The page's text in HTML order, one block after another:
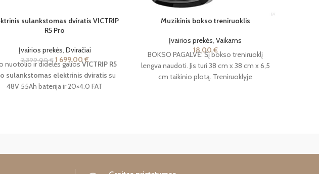
sulankstomas dviratis VICTRIP
R5 Pro
Įvairios prekės, Dviračiai
2 399,00€ 1 699,00€
nuotolio ir didelės galiosVICTRIP R5
sulankstomas elektrinis dviratis su
48V 55Ah baterija ir 20×4.0 FAT
Muzikinis bokso treniruoklis
Įvairios prekės, Vaikams
18,00€
BOKSO PAGALVĖ: Šį bokso treniruoklį
lengva naudoti. Jis turi 38 cm x 38 cm x 6,5
cm taikinio plotą. Treniruoklyje